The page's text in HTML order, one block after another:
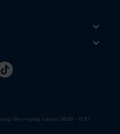
Tiktok
t/m vrijdag tussen 08.00 - 17.30